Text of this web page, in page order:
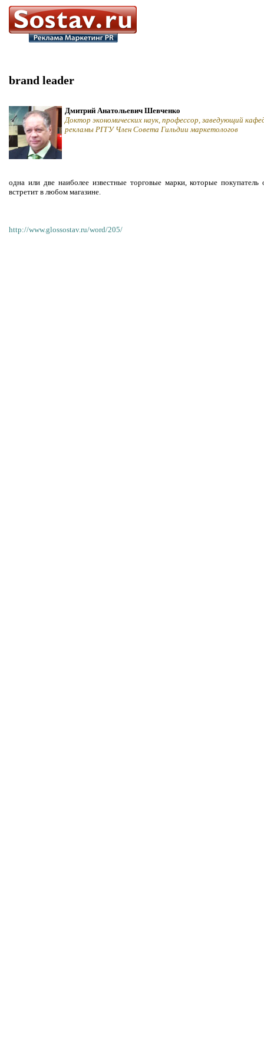
brand leader
Дмитрий Анатольевич Шевченко
Доктор экономических наук, профессор, заведующий
рекламы РГГУ Член Совета Гильдии маркетологов
одна или две наиболее известные торговые марки, которые
встретит в любом магазине.
http://www.glossostav.ru/word/205/